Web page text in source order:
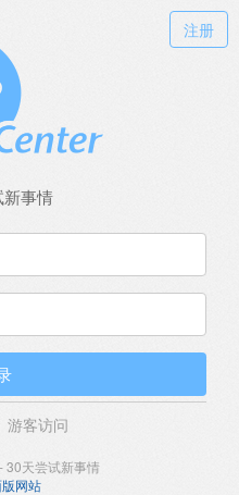
事情
注册
游客访问
天尝试新事情
网站